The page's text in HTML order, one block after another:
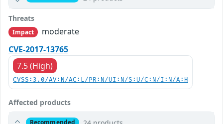
Threats
Impact
moderate
CVE-2017-13765
7.5 (High)
CVSS:3.0/AV:N/AC:L/PR:N/UI:N/S:U/C:N/I:N/A:H
Affected products